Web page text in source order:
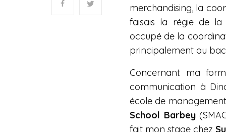
merchandising, la
faisais la régie de la
occupé de la
principalement au
Concernant ma
communication à
école de
School Barbey
fait mon stage chez